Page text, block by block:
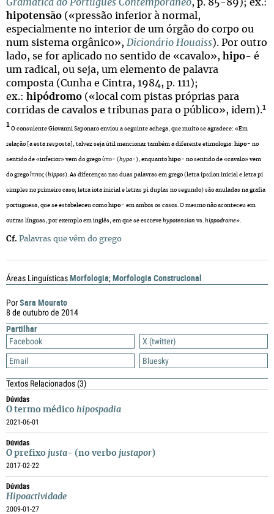
PorSara Mourato
8 de outubro de 2014
Partilhar
Facebook
X (twitter)
Email
Bluesky
Textos Relacionados(3)
Dúvidas
O termo médico hipospadia
2021-06-01
Dúvidas
O prefixo justa- (no verbo justapor)
2017-02-22
Dúvidas
Hipoactividade
2009-01-27
Gramática do Português Contemporâneo, p. 85-89); ex.:
hipotensão («pressão inferior à normal,
especialmente no interior de um órgão do corpo ou
num sistema orgânico», Dicionário Houaiss). Por outro
lado, se for aplicado no sentido de «cavalo», hipo- é
um radical, ou seja, um elemento de palavra
composta (Cunha e Cintra, 1984, p. 111);
ex.: hipódromo («local com pistas próprias para
corridas de cavalos e tribunas para o público», idem).1
1
O consulente Giovanni Saponaro enviou a seguinte achega, que muito se agradece: «Em
relação [a esta resposta], talvez seja útil mencionar também a diferente etimologia: hipo- no
sentido de «inferior» vem do grego ὑπο- ( hypo-), enquanto hipo- no sentido de «cavalo» vem
do grego ἵππος ( hippos). As diferenças nas duas palavras em grego (letra ípsilon inicial e letra pi
simples no primeiro caso; letra iota inicial e letras pi duplas no segundo) são anuladas na grafia
portuguesa, que se estabeleceu como hipo- em ambos os casos. O mesmo não aconteceu em
outras línguas, por exemplo em inglês, em que se escreve hypotension vs. hippodrome».
Cf. Palavras que vêm do grego
Áreas LinguísticasMorfologia;Morfologia Construcional